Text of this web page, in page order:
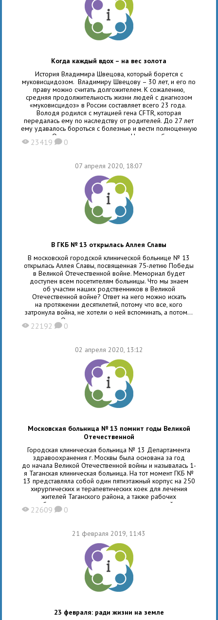
Когда каждый вдох – на вес золота
История Владимира Швецова, который борется с
муковисцидозом. Владимиру Швецову – 30 лет, и его по
праву можно считать долгожителем. К сожалению,
средняя продолжительность жизни людей с диагнозом
«муковисцидоз» в России составляет всего 23 года.
Володя родился с мутацией гена CFTR, которая
передалась ему по наследству от родителей. До 27 лет
ему удавалось бороться с болезнью и вести полноценную
жизнь. Он женился, родился сын. Но потом болезнь
X 23419 K 0
07 апреля 2020, 18:07
В ГКБ № 13 открылась Аллея Славы
В московской городской клинической больнице № 13
открылась Аллея Славы, посвященная 75-летию Победы
в Великой Отечественной войне. Мемориал будет
доступен всем посетителям больницы. Что мы знаем
об участии наших родственников в Великой
Отечественной войне? Ответ на него можно искать
на протяжении десятилетий, потому что все, кого
затронула война, не хотели о ней вспоминать, а потом...
их не стало. Остались их дети, внуки и правнуки, которые
спешат каждый день на работу в 13-ю
X 22192 K 0
02 апреля 2020, 13:12
Московская больница № 13 помнит годы Великой
Отечественной
Городская клиническая больница № 13 Департамента
здравоохранения г. Москвы была основана за год
до начала Великой Отечественной войны и называлась 1-
я Таганская клиническая больница. На тот момент ГКБ №
13 представляла собой один пятиэтажный корпус на 250
хирургических и терапевтических коек для лечения
жителей Таганского района, а также рабочих
близлежащих промышленных предприятий.
X 22609 K 0
21 февраля 2019, 11:43
23 февраля: ради жизни на земле